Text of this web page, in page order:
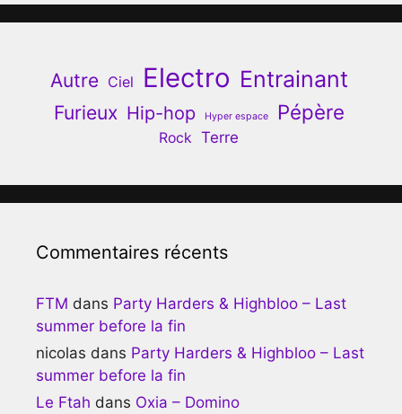
Autre Ciel Electro Entrainant
Furieux Hip-hop Hyper espace Pépère
Rock Terre
Commentaires récents
FTM dans Party Harders & Highbloo – Last
summer before la fin
nicolas dans Party Harders & Highbloo – Last
summer before la fin
Le Ftah dans Oxia – Domino